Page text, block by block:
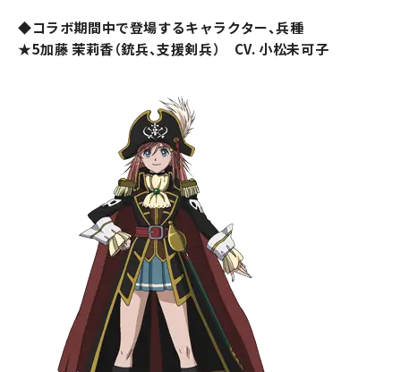
◆コラボ期間中で登場するキャラクター、兵種
★5加藤 茉莉香（銃兵、支援剣兵） CV. 小松未可子